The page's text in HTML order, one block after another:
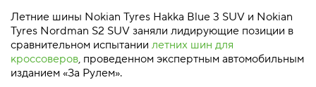
Летние шины Nokian Tyres Hakka Blue 3 SUV и Nokian
Tyres Nordman S2 SUV заняли лидирующие позиции в
сравнительном испытании летних шин для
кроссоверов, проведенном экспертным автомобильным
изданием «За Рулем».